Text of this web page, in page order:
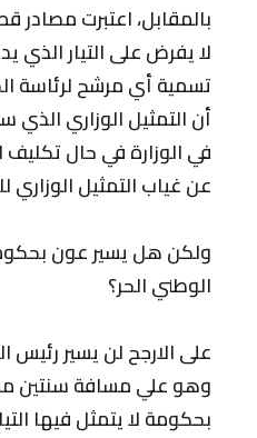
بالمقابل، اعتبرت مصادر
لا يفرض على التيار الذي
تسمية أي مرشح لرئاسة
أن التمثيل الوزاري
في الوزارة في حال
عن غياب التمثيل الوزاري
ولكن هل يسير عون
الوطني الحر؟
على الارجح لن يسير رئيس
وهو علي مسافة سنتين من
بحكومة لا يتمثل فيها